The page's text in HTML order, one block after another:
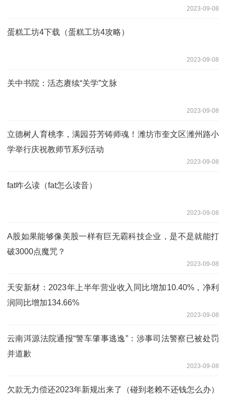
2023-09-08
蛋糕工坊4下载（蛋糕工坊4攻略）
2023-09-08
关中书院：活态赓续“关学”文脉
2023-09-08
立德树人育桃李，满园芬芳铸师魂！潍坊市奎文区潍州路小
学举行庆祝教师节系列活动
2023-09-08
fat咋么读（fat怎么读音）
2023-09-08
A股如果能够像美股一样有巨无霸科技企业，是不是就能打
破3000点魔咒？
2023-09-08
天安新材：2023年上半年营业收入同比增加10.40%，净利
润同比增加134.66%
2023-09-08
云南洱源法院通报“警车肇事逃逸”：涉事司法警察已被处罚
并道歉
2023-09-08
欠款无力偿还2023年新规出来了（碰到老赖不还钱怎么办）